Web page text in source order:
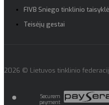
FIVB Sniego tinklinio
Teisėjų gestai
2026 © Lietuvos tinklinio
Securem
payment